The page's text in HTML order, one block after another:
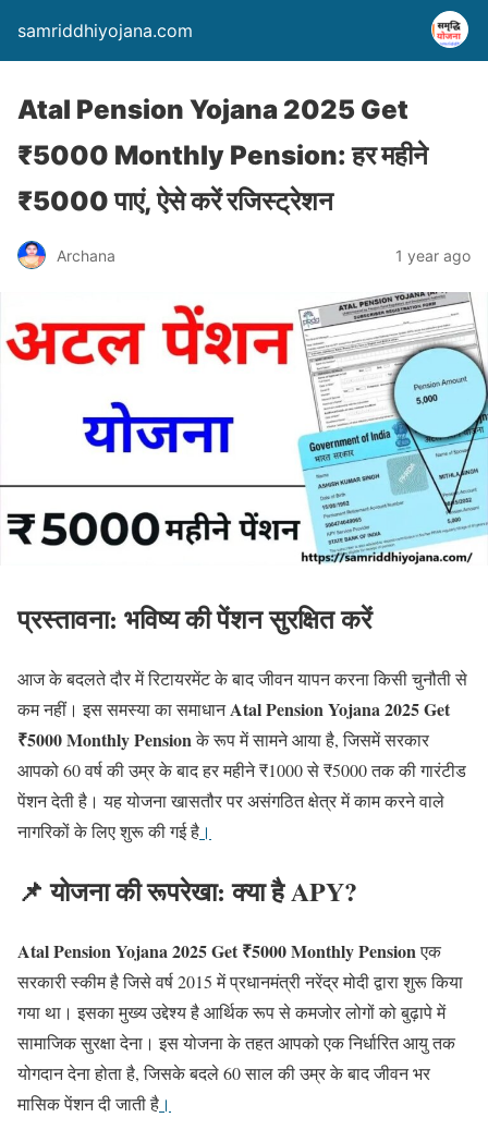
samriddhiyojana.com
Atal Pension Yojana 2025 Get
₹5000 Monthly Pension: हर महीने
₹5000 पाएं, ऐसे करें रजिस्ट्रेशन
Archana 1 year ago
प्रस्तावना: भविष्य की पेंशन सुरक्षित करें
आज के बदलते दौर में रिटायरमेंट के बाद जीवन यापन करना किसी चुनौती से
कम नहीं। इस समस्या का समाधानAtal Pension Yojana 2025 Get
₹5000 Monthly Pensionके रूप में सामने आया है, जिसमें सरकार
आपको 60 वर्ष की उम्र के बाद हर महीने ₹1000 से ₹5000 तक की गारंटीड
पेंशन देती है। यह योजना खासतौर पर असंगठित क्षेत्र में काम करने वाले
नागरिकों के लिए शुरू की गई है ।
📌 योजना की रूपरेखा: क्या है APY?
Atal Pension Yojana 2025 Get ₹5000 Monthly Pensionएक
सरकारी स्कीम है जिसे वर्ष 2015 में प्रधानमंत्री नरेंद्र मोदी द्वारा शुरू किया
गया था। इसका मुख्य उद्देश्य है आर्थिक रूप से कमजोर लोगों को बुढ़ापे में
सामाजिक सुरक्षा देना। इस योजना के तहत आपको एक निर्धारित आयु तक
योगदान देना होता है, जिसके बदले 60 साल की उम्र के बाद जीवन भर
मासिक पेंशन दी जाती है ।